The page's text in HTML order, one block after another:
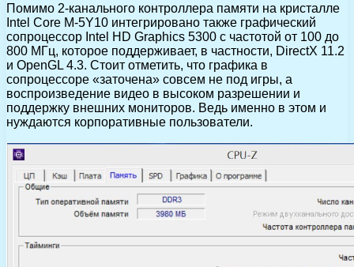
Помимо 2-канального контроллера памяти на кристалле
Intel Core M-5Y10 интегрировано также графический
сопроцессор Intel HD Graphics 5300 с частотой от 100 до
800 МГц, которое поддерживает, в частности, DirectX 11.2
и OpenGL 4.3. Стоит отметить, что графика в
сопроцессоре «заточена» совсем не под игры, а
воспроизведение видео в высоком разрешении и
поддержку внешних мониторов. Ведь именно в этом и
нуждаются корпоративные пользователи.